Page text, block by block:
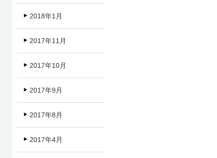
2018年1月
2017年11月
2017年10月
2017年9月
2017年8月
2017年4月